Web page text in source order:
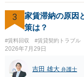
上、自分のペットの遺骨
棄には該当しないため、
物の所有者は質問者様で
ります。そのため、地主
を侵害する行為や、借地
能性が高いのが私見です
事前に地主へ相談して許
植え等で供養する「プラ
3
家賃滞納の原因
策は？
#賃料回収 #賃貸契約トラブル
2026年7月29日
吉田 雄大 弁護士